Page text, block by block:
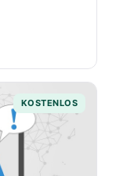
KOSTENLOS